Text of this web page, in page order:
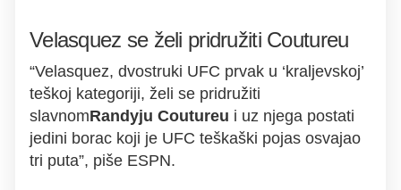
Velasquez se želi pridružiti Coutureu
“Velasquez, dvostruki UFC prvak u ‘kraljevskoj’
teškoj kategoriji, želi se pridružiti
slavnomRandyju Coutureu i uz njega postati
jedini borac koji je UFC teškaški pojas osvajao
tri puta”, piše ESPN.